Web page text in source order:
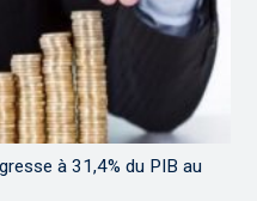
à 31,4% du PIB au